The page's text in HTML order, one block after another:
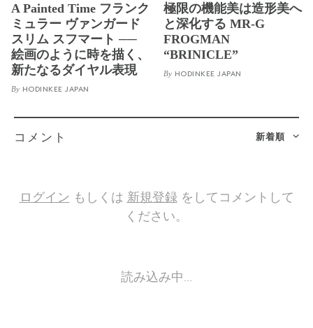
A Painted Time フランク
ミュラー ヴァンガード
スリム スフマート ──
絵画のように時を描く、
新たなるダイヤル表現
By HODINKEE JAPAN
極限の機能美は造形美へ
と深化する MR-G
FROGMAN
“BRINICLE”
By HODINKEE JAPAN
新着順
コメント
ログイン もしくは 新規登録をしてコメントして
ください。
読み込み中…